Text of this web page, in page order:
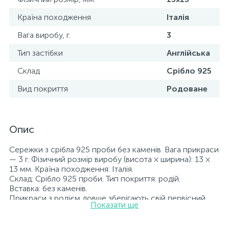
Країна походження
Італія
Вага виробу, г.
3
Тип застібки
Англійська
Склад
Срібло 925
Вид покриття
Родоване
Опис
Сережки з срібла 925 проби без каменів. Вага прикраси
— 3 г. Фізичний розмір виробу (висота × ширина): 13 ×
13 мм. Країна походження: Італія.
Склад: Срібло 925 проби. Тип покриття: родій.
Вставка: без каменів.
Прикраси з родієм довше зберігають свій первісний
вигляд, а саме колір і блиск металу. Усі ювелірні вироби,
Показати ще